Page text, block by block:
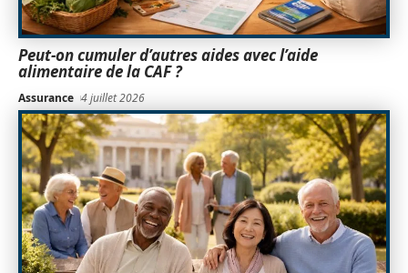
Peut-on cumuler d’autres aides avec l’aide
alimentaire de la CAF ?
Assurance 4 juillet 2026